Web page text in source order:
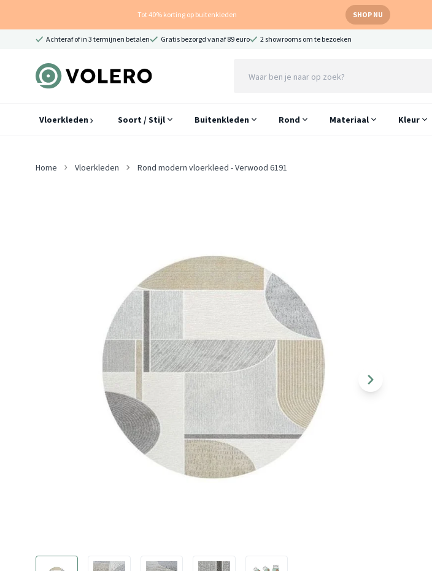
Tot 40% korting op buitenkleden SHOP NU
Achteraf of in 3 termijnen betalen Gratis bezorgd vanaf 89 euro 2 showrooms om te bezoeken
Vloerkleden Soort / Stijl Buitenkleden Rond Materiaal Kleur
Home Vloerkleden Rond modern vloerkleed - Verwood 6191